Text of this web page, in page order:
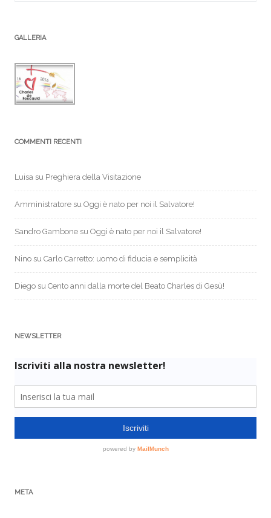
GALLERIA
COMMENTI RECENTI
Luisa su Preghiera della Visitazione
Amministratore su Oggi è nato per noi il Salvatore!
Sandro Gambone su Oggi è nato per noi il Salvatore!
Nino su Carlo Carretto: uomo di fiducia e semplicità
Diego su Cento anni dalla morte del Beato Charles di Gesù!
NEWSLETTER
META